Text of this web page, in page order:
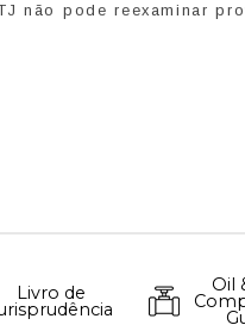
não pode reexaminar
Livro de Oil